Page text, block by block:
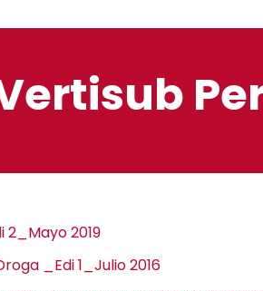
2_Mayo 2019
_Edi 1_Julio 2016